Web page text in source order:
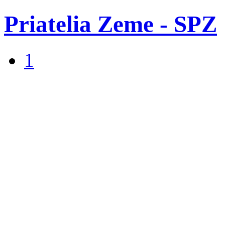
Priatelia Zeme - SPZ
1